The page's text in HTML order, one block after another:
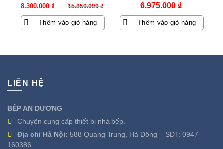
15.850.000₫
Giá
gốc
là:
8.300.000 ₫
Giá
hiện
tại
Thêm vào giỏ hàng
6.975.000 ₫
Thêm vào giỏ hàng
LIÊN HỆ
BẾP AN DƯƠNG
Chuyên cung cấp thiết bị nhà bếp.
Địa chỉ Hà Nội: 588 Quang Trung, Hà Đông – SĐT: 0947
160386